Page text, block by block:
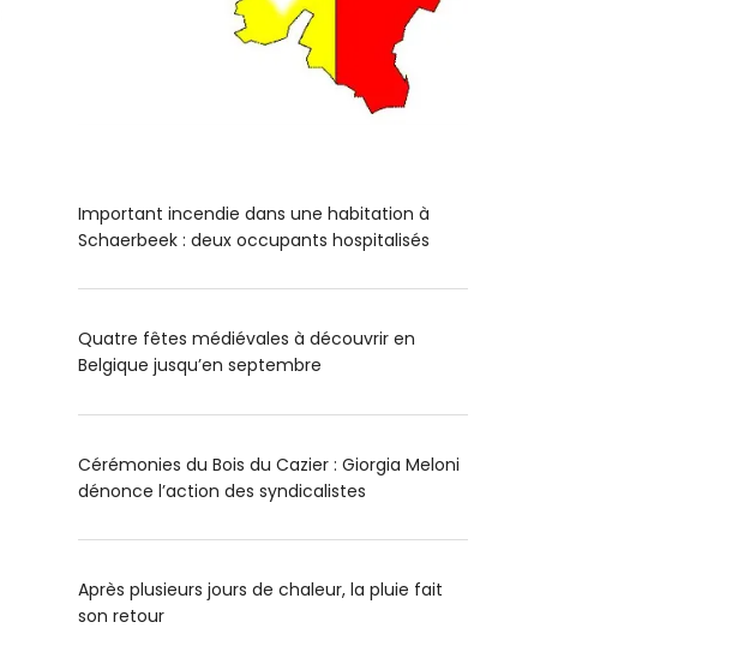
Important incendie dans une habitation à
Schaerbeek : deux occupants hospitalisés
Quatre fêtes médiévales à découvrir en
Belgique jusqu’en septembre
Cérémonies du Bois du Cazier : Giorgia Meloni
dénonce l’action des syndicalistes
Après plusieurs jours de chaleur, la pluie fait
son retour